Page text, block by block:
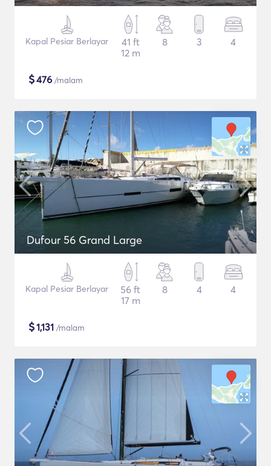
Kapal Pesiar Berlayar
41 ft
12 m
8 3 4
$476 /malam
Dufour 56 Grand Large
Kapal Pesiar Berlayar
56 ft
17 m
8 4 4
$1,131 /malam